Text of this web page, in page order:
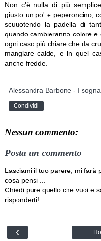
Non c'è nulla di più
giusto un po' e peperoncino,
scuuotendo la padella di
quando cambieranno colore
ogni caso più chiare che da
mangiare calde, e in quel
anche fredde.
Alessandra Barbone - I
Condividi
Nessun commento:
Posta un commento
Lasciami il tuo parere, mi farà
cosa pensi ...
Chiedi pure quello che vuoi e
risponderti!
‹